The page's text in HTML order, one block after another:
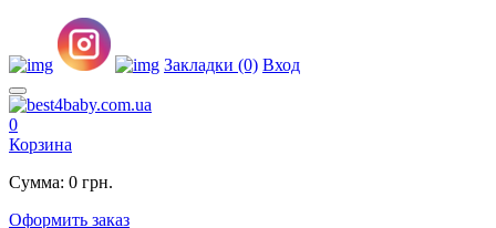
Закладки (0) Вход
0
Корзина
Сумма: 0 грн.
Оформить заказ